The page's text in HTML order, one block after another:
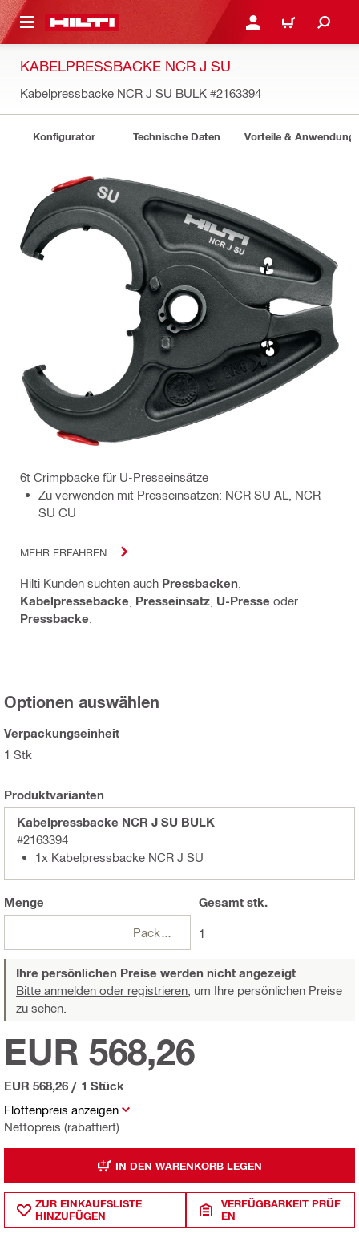
ANMELDEN ODER
WARENKORB
KABELPRESSBACKE NCR J SU
Kabelpressbacke NCR J SU BULK #2163394
Konfigurator Technische Daten Vorteile &
6t Crimpbacke für U-Presseinsätze
Zu verwenden mit Presseinsätzen: NCR SU AL, NCR
SU CU
MEHR ERFAHREN
Hilti Kunden suchten auch Pressbacken
Kabelpressebacke Presseinsatz U-Presse oder
Pressbacke
Optionen auswählen
Verpackungseinheit
1 Stk
Produktvarianten
Kabelpressbacke NCR J SU BULK
#2163394
1x Kabelpressbacke NCR J SU
Menge
Packungen
Gesamtstk.
1
Ihre persönlichen Preise werden nicht angezeigt
Bitte anmelden oder registrieren, um Ihre persönlichen Preise
zu sehen.
Flottenpreis anzeigen
Nettopreis (rabattiert)
EUR 568,26
EUR 568,26 / 1 Stück
IN DEN WARENKORB LEGEN
ZUR EINKAUFSLISTE
HINZUFÜGEN
VERFÜGBARKEIT PRÜF
EN